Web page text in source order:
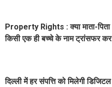
Property Rights : क्या माता-पिता
किसी एक ही बच्चे के नाम ट्रांसफर कर
दिल्ली में हर संपत्ति को मिलेगी डिजिटल